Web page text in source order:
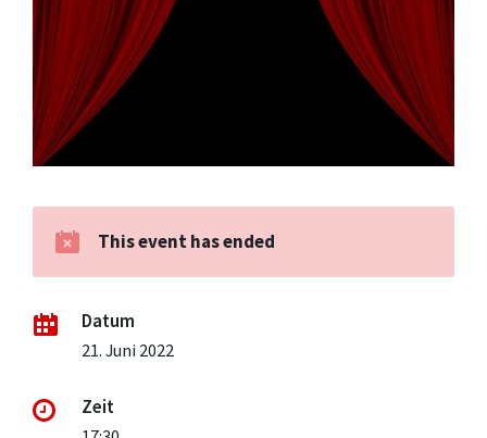
This event has ended
Datum
21. Juni 2022
Zeit